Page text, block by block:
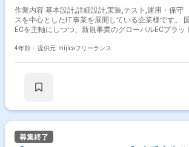
作業場所：原則リモート（初日は豊洲出社、PJ状況
社の可能性あり） 面談回数：弊社Web面談1回
作業内容 基本設計,詳細設計,実装,テスト,運用・保守
スを中心としたIT事業を展開している企業様です。
ECを主軸にしつつ、新規事業のグローバルECプラッ
インテリアECにおける業界トップクラスとして、企
す。 現在、70名を超えるエンジニアが在籍しており
どのWebアプリケーション設計、開発、運用または
4年前・ 提供元: mijicaフリーランス